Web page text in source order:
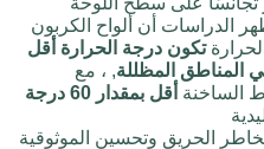
الدراسات أن ألواح الكربون
تكون درجة الحرارة أقل
, ، مع
الساخنة
أقل بمقدار 60 درجة
الحريق وتحسين الموثوقية